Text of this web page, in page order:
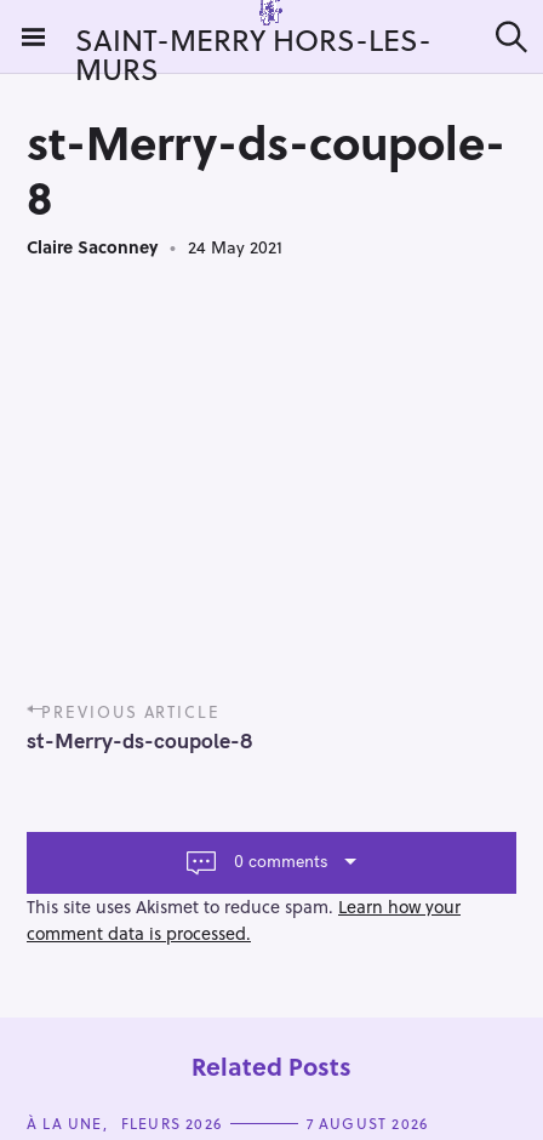
i
SAINT-MERRY HORS-LES-
MURS e
st-Merry-ds-coupole-
8
Claire Saconney 24 May 2021
P
o
s
a
g
a
t
PREVIOUS ARTICLE
st-Merry-ds-coupole-8
0 comments
This site uses Akismet to reduce spam. Learn how your
comment data is processed.
Related Posts
C
À LA UNE FLEURS 2026 7 AUGUST 2026